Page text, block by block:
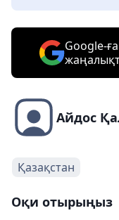
Google-
Айдос
Қазақстан
Оқи отырыңыз